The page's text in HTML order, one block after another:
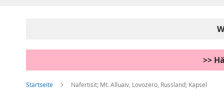
>>
Startseite Nafertisit; Mt. Alluaiv, Lovozero, Russland; Kapsel